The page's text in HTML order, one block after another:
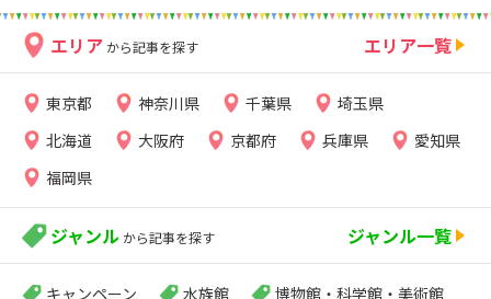
エリア から記事を探す エリア一覧
東京都 神奈川県 千葉県
埼玉県
北海道
大阪府 京都府 兵庫県
愛知県
福岡県
ジャンル から記事を探す ジャンル一覧
キャンペーン 水族館
博物館・科学館・美術館